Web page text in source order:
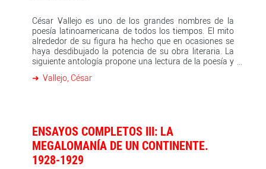
César Vallejo es uno de los grandes nombres de la
poesía latinoamericana de todos los tiempos. El mito
alrededor de su figura ha hecho que en ocasiones se
haya desdibujado la potencia de su obra literaria. La
siguiente antología propone una lectura de la poesía y
conocer al escritor en primera persona. Me moriré en
Vallejo, César
ENSAYOS COMPLETOS III: LA
MEGALOMANÍA DE UN CONTINENTE.
1928-1929